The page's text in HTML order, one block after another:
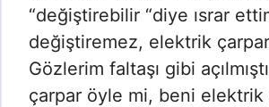
“değiştirebilir “diye ısrar
değiştiremez, elektrik
Gözlerim faltaşı gibi
çarpar öyle mi, beni elektrik